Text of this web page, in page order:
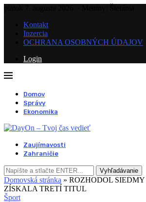
Kontakt
Inzercia
OCHRANA OSOBNÝCH ÚDAJOV
Login
Domov
Správy
Ekonomika
Zaujímavosti
Zahraničie
Vyhľadávanie
Domovská stránka » ROZHODOL
ZÍSKALA TRETÍ TITUL
Šport